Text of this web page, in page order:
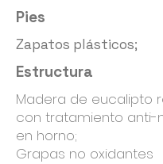
Pies
Zapatos plásticos;
Estructura
Madera de eucalipto
con tratamiento anti-
en horno;
Grapas no oxidantes